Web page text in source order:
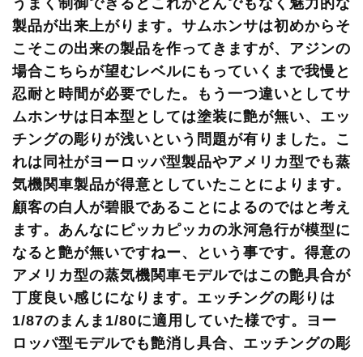
うまく制御できるとこれがとんでもなく魅力的な
製品が出来上がります。サムホンサは初めからそ
こそこの出来の製品を作ってきますが、アジンの
場合こちらが望むレベルにもっていくまで我慢と
忍耐と時間が必要でした。もう一つ違いとしてサ
ムホンサは日本型としては塗装に艶が無い、エッ
チングの彫りが浅いという問題が有りました。こ
れは同社がヨーロッパ型製品やアメリカ型でも蒸
気機関車製品が得意としていたことによります。
顧客の白人が碧眼であることによるのではと考え
ます。あんなにピッカピッカの氷河急行が模型に
なると艶が無いですねー、という事です。得意の
アメリカ型の蒸気機関車モデルではこの艶具合が
丁度良い感じになります。エッチングの彫りは
1/87のまんま1/80に適用していた様です。ヨー
ロッパ型モデルでも艶消し具合、エッチングの彫